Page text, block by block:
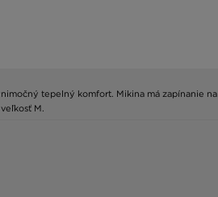
tepelný komfort. Mikina má zapínanie
M.